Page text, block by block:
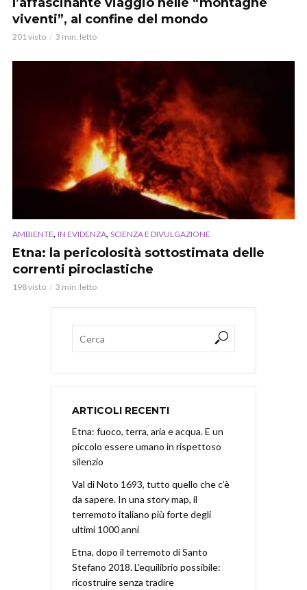
viventi”, al confine del mondo
201 visto 3 min. letto
AMBIENTE, IN EVIDENZA, SCIENZA E DIVULGAZIONE
Etna: la pericolosità sottostimata delle
correnti piroclastiche
198 visto 3 min. letto
ARTICOLI RECENTI
Etna: fuoco, terra, aria e acqua. E un
piccolo essere umano in rispettoso
silenzio
Val di Noto 1693, tutto quello che c’è
da sapere. In una story map, il
terremoto italiano più forte degli
ultimi 1000 anni
Etna, dopo il terremoto di Santo
Stefano 2018. L’equilibrio possibile:
ricostruire senza tradire